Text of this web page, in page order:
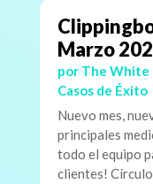
Marzo
por The White
Casos de Éxito
Nuevo mes,
principales
todo el equipo
clientes!